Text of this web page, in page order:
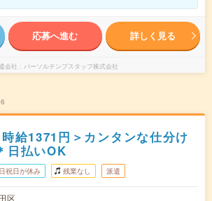
応募へ進む 詳しく見る
会社 パーソルテンプスタッフ株式会社
給1371円＞カンタンな仕分け
日払いOK
祝日が休み 残業なし 派遣
区